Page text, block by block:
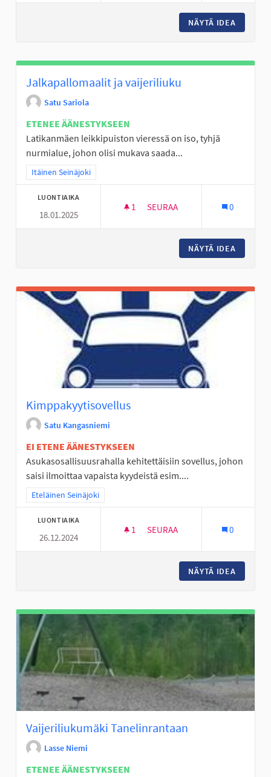
NÄYTÄ IDEA
Jalkapallomaalit ja vaijeriliuku
Satu Sariola
ETENEE ÄÄNESTYKSEEN
Latikanmäen leikkipuiston vieressä on iso, tyhjä
nurmialue, johon olisi mukava saada...
Rajaa tulokset teeman mukaan: Itäinen Seinäjoki
Itäinen Seinäjoki
LUONTIAIKA
18.01.2025
1 1 SEURAAJA
SEURAA 0
NÄYTÄ IDEA
Kimppakyytisovellus
Satu Kangasniemi
EI ETENE ÄÄNESTYKSEEN
Asukasosallisuusrahalla kehitettäisiin sovellus, johon
saisi ilmoittaa vapaista kyydeistä esim....
Rajaa tulokset teeman mukaan: Eteläinen Seinäjoki
Eteläinen Seinäjoki
LUONTIAIKA
26.12.2024
1 1 SEURAAJA
SEURAA 0
NÄYTÄ IDEA
Vaijeriliukumäki Tanelinrantaan
Lasse Niemi
ETENEE ÄÄNESTYKSEEN